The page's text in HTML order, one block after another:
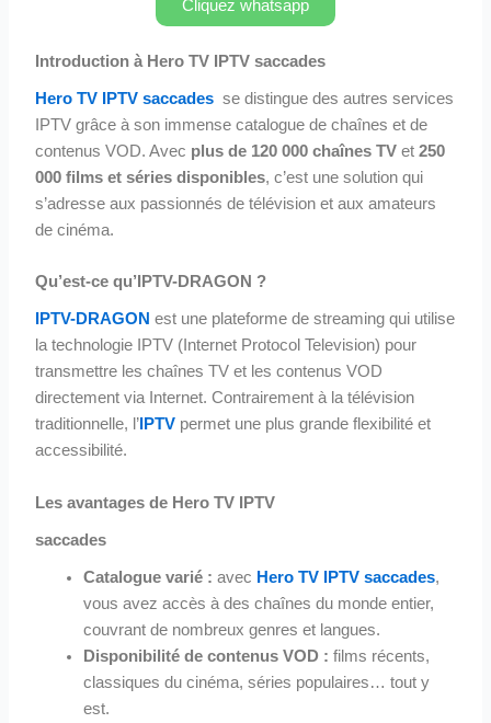
Cliquez whatsapp
Introduction à Hero TV IPTV saccades
Hero TV IPTV saccades se distingue des autres services
IPTV grâce à son immense catalogue de chaînes et de
contenus VOD. Avec plus de 120 000 chaînes TV et250
000 films et séries disponibles, c’est une solution qui
s’adresse aux passionnés de télévision et aux amateurs
de cinéma.
Qu’est-ce qu’IPTV-DRAGON ?
IPTV-DRAGON est une plateforme de streaming qui utilise
la technologie IPTV (Internet Protocol Television) pour
transmettre les chaînes TV et les contenus VOD
directement via Internet. Contrairement à la télévision
traditionnelle, l’ IPTV permet une plus grande flexibilité et
accessibilité.
Les avantages de Hero TV IPTV
saccades
Catalogue varié : avec Hero TV IPTV saccades,
vous avez accès à des chaînes du monde entier,
couvrant de nombreux genres et langues.
Disponibilité de contenus VOD : films récents,
classiques du cinéma, séries populaires… tout y
est.